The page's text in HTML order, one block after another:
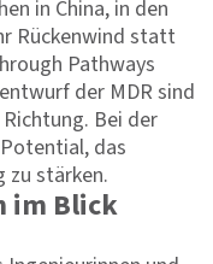
in China, in den
Rückenwind statt
Pathways
der MDR sind
Bei der
das
zu stärken.
im Blick